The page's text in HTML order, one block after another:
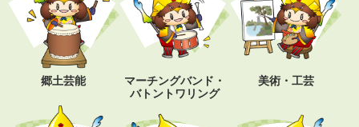
郷土芸能
マーチングバンド・
バトントワリング
美術・工芸